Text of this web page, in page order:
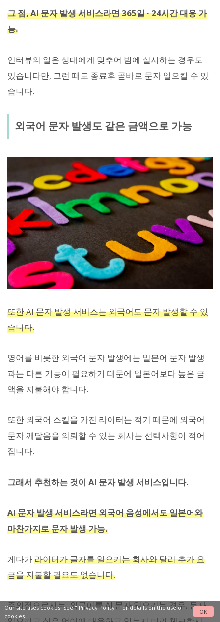
그 점, AI 문자 발생 서비스라면 365일 · 24시간 대응 가
능.
인터뷰의 일은 상대에게 맞추어 밤에 실시하는 경우도
있습니다만, 그런 때도 종료후 곧바로 문자 일으킬 수 있
습니다.
외국어 문자 발생도 같은 금액으로 가능
또한 AI 문자 발생 서비스는 외국어도 문자 발생할 수 있
습니다.
영어를 비롯한 외국어 문자 발생에는 일본어 문자 발생
과는 다른 기능이 필요하기 때문에 일본어보다 높은 금
액을 지불해야 합니다.
또한 외국어 스킬을 가진 라이터는 적기 때문에 외국어
문자 깨달음을 의뢰할 수 있는 회사는 선택사항이 적어
집니다.
그래서 추천하는 것이 AI 문자 발생 서비스입니다.
AI 문자 발생 서비스라면 외국어 음성에서도 일본어와
마찬가지로 문자 발생 가능.
게다가라이터가 글자를 일으키는 회사와 달리 추가 요
금을 지불할 필요도 없습니다.
주의점으로서는, 외국어를 AI 문자 일으키는 경우, 문자
Our site uses cookies. See " Privacy Policy" for details on the use of
cookies.
OK